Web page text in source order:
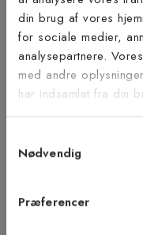
din brug af vores
for sociale medier,
analysepartnere.
med andre
har indsamlet fra din
Nødvendig
Præferencer
Bæredygtighed
Inspiration
Vær blandt de
modtage